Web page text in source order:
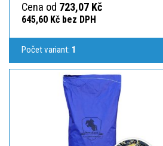
Cena od 723,07 Kč
645,60 Kč bez DPH
Počet variant: 1